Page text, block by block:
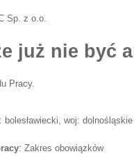
Sp. z o.o.
już nie być
Pracy.
bolesławiecki, woj: dolnośląskie
: Zakres obowiązków